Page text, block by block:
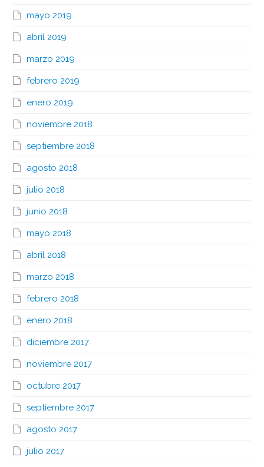
mayo 2019
abril 2019
marzo 2019
febrero 2019
enero 2019
noviembre 2018
septiembre 2018
agosto 2018
julio 2018
junio 2018
mayo 2018
abril 2018
marzo 2018
febrero 2018
enero 2018
diciembre 2017
noviembre 2017
octubre 2017
septiembre 2017
agosto 2017
julio 2017